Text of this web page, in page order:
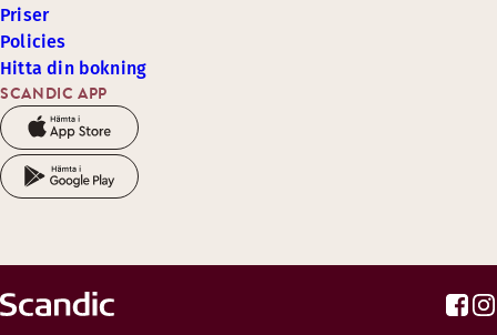
SCANDIC APP
Priser
Policies
Hitta din bokning